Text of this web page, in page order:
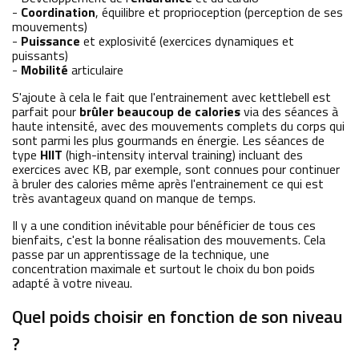
- Coordination, équilibre et proprioception (perception de ses
mouvements)
- Puissance et explosivité (exercices dynamiques et
puissants)
- Mobilité articulaire
S'ajoute à cela le fait que l'entrainement avec kettlebell est
parfait pour brûler beaucoup de caloriesvia des séances à
haute intensité, avec des mouvements complets du corps qui
sont parmi les plus gourmands en énergie. Les séances de
type HIIT (high-intensity interval training) incluant des
exercices avec KB, par exemple, sont connues pour continuer
à bruler des calories même après l'entrainement ce qui est
très avantageux quand on manque de temps.
Il y a une condition inévitable pour bénéficier de tous ces
bienfaits, c'est la bonne réalisation des mouvements. Cela
passe par un apprentissage de la technique, une
concentration maximale et surtout le choix du bon poids
adapté à votre niveau.
Quel poids choisir en fonction de son niveau
?